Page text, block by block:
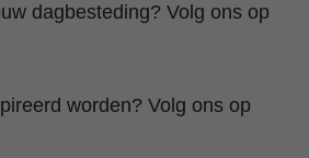
dagbesteding? Volg ons op
worden? Volg ons op